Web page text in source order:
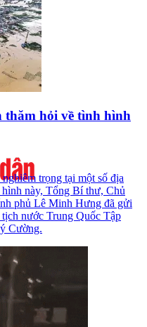
thăm hỏi về tình hình
trọng tại một số địa
này, Tổng Bí thư, Chủ
phủ Lê Minh Hưng đã gửi
nước Trung Quốc Tập
Cường.